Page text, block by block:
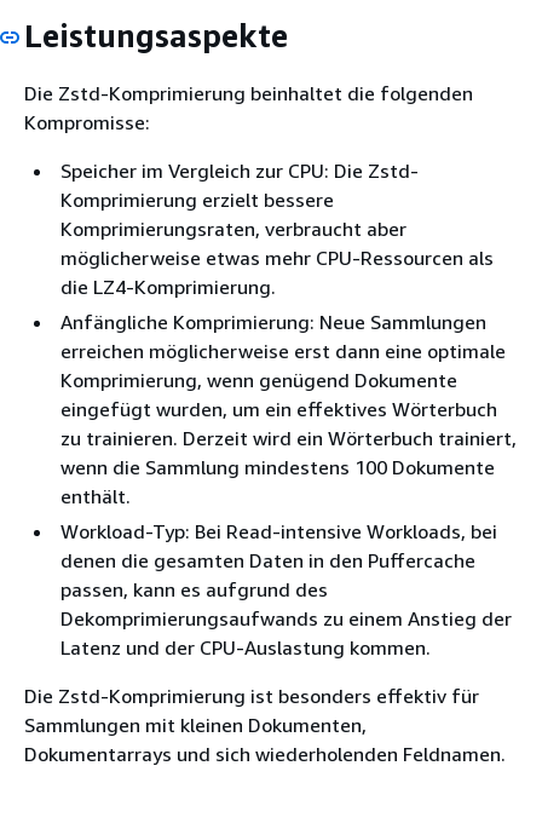
Leistungsaspekte
Die Zstd-Komprimierung beinhaltet die folgenden
Kompromisse:
Speicher im Vergleich zur CPU: Die Zstd-
Komprimierung erzielt bessere
Komprimierungsraten, verbraucht aber
möglicherweise etwas mehr CPU-Ressourcen als
die LZ4-Komprimierung.
Anfängliche Komprimierung: Neue Sammlungen
erreichen möglicherweise erst dann eine optimale
Komprimierung, wenn genügend Dokumente
eingefügt wurden, um ein effektives Wörterbuch
zu trainieren. Derzeit wird ein Wörterbuch trainiert,
wenn die Sammlung mindestens 100 Dokumente
enthält.
Workload-Typ: Bei Read-intensive Workloads, bei
denen die gesamten Daten in den Puffercache
passen, kann es aufgrund des
Dekomprimierungsaufwands zu einem Anstieg der
Latenz und der CPU-Auslastung kommen.
Die Zstd-Komprimierung ist besonders effektiv für
Sammlungen mit kleinen Dokumenten,
Dokumentarrays und sich wiederholenden Feldnamen.